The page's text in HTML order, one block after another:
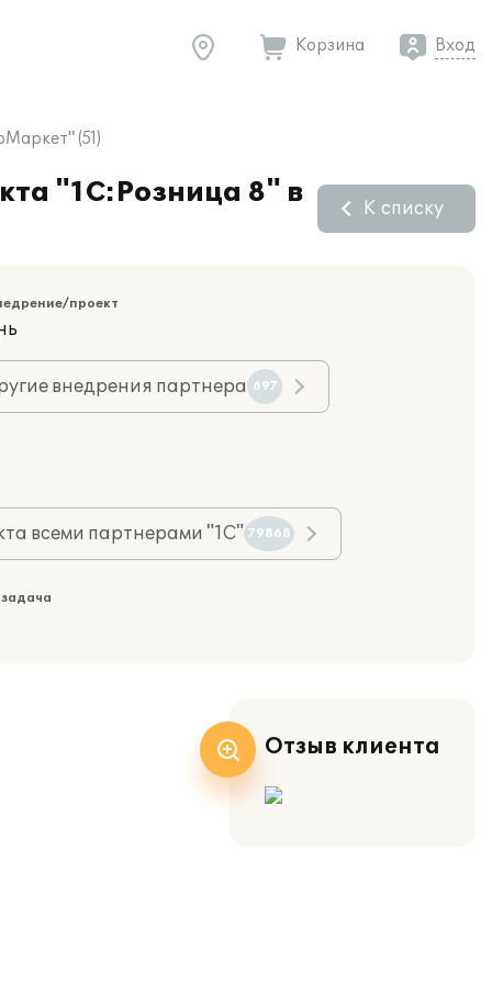
Корзина Вход
(51)
"1С:Розница 8" в
К списку
проект
внедрения партнера 697
всеми партнерами "1С" 79868
Отзыв клиента